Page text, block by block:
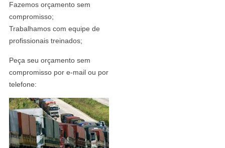
Fazemos orçamento sem
compromisso;
Trabalhamos com equipe de
profissionais treinados;
Peça seu orçamento sem
compromisso por e-mail ou por
telefone: